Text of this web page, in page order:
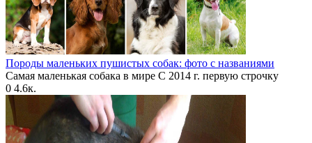
Породы маленьких пушистых собак: фото с названиями
Самая маленькая собака в мире С 2014 г. первую строчку
0 4.6к.